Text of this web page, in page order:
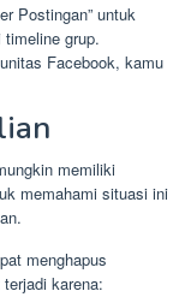
Postingan” untuk
grup.
Facebook, kamu
memiliki
memahami situasi ini
menghapus
karena: